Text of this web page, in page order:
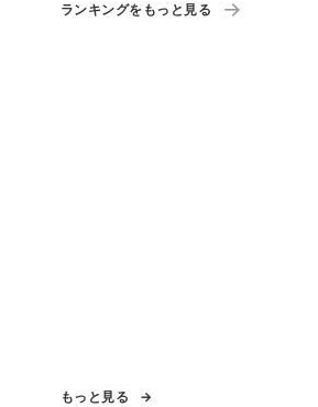
ランキングをもっと見る
もっと見る